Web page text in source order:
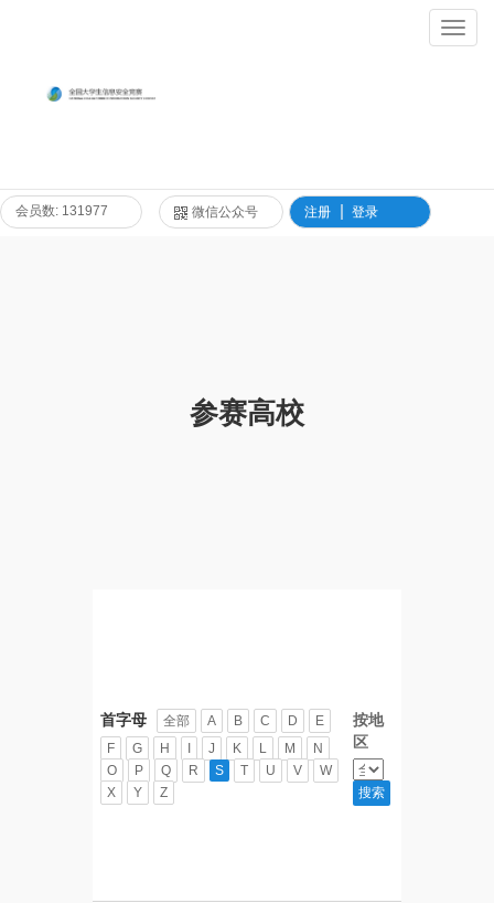
会员数: 131977 微信公众号 注册 登录
参赛高校
首字母 全部 A B C D
E
F
G H J K L M
N
O
P Q R S T U V
W
X
Y Z
按地
区